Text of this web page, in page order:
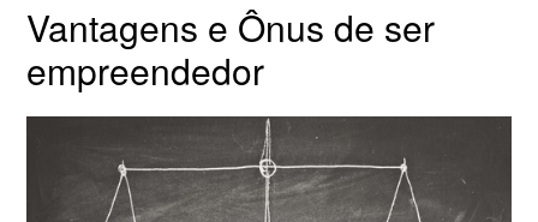
Vantagens e Ônus de ser
empreendedor